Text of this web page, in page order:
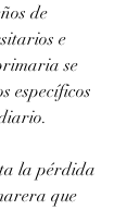
de
e
se
específicos
la pérdida
que